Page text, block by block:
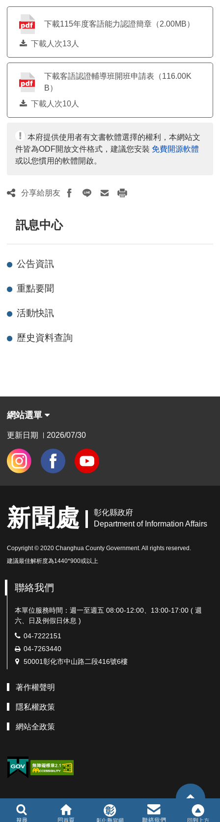
訊息中心
公告資訊
重點要聞
活動快訊
歷史資料查詢
下載115年度客語能力認證簡章（2.00MB）
下載人次13人
下載客語認證輔導班開班申請表（116.00K
B）
下載人次10人
本府提供使用者有文書軟體選擇的權利，本網站文
件皆為ODF開放文件格式，建議您安裝 免費開源軟體
或以您慣用的軟體開啟。
分享給朋友
網站選單
更新日期 2026/07/30
新聞處
彰化縣政府
Department of Information Affairs
Copyright © 2020 Changhua County Government. All rights reserved.
建議最佳解析度為1440*900或以上
聯絡我們
本單位服務時間：週一至週五 08:00-12:00、13:00-17:00 ( 週
六、日及例假日休息 )
電
話：
04-7222151
傳
真：
04-7263440
地
50001彰化市中山路二段416號6樓
著作權聲明
隱私權政策
網站全政策
TOP